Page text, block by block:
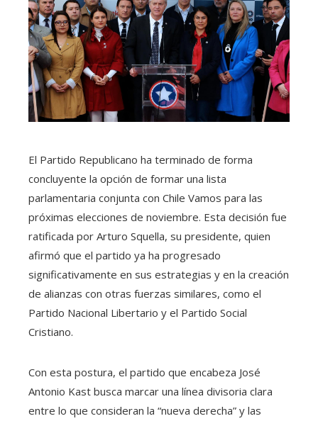
El Partido Republicano ha terminado de forma
concluyente la opción de formar una lista
parlamentaria conjunta con Chile Vamos para las
próximas elecciones de noviembre. Esta decisión fue
ratificada por Arturo Squella, su presidente, quien
afirmó que el partido ya ha progresado
significativamente en sus estrategias y en la creación
de alianzas con otras fuerzas similares, como el
Partido Nacional Libertario y el Partido Social
Cristiano.
Con esta postura, el partido que encabeza José
Antonio Kast busca marcar una línea divisoria clara
entre lo que consideran la “nueva derecha” y las